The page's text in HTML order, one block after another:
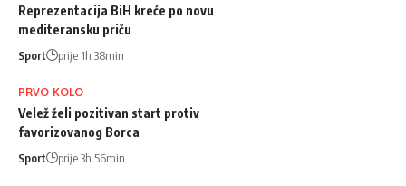
Reprezentacija BiH kreće po novu
mediteransku priču
Sport prije 1h 38min
PRVO KOLO
Velež želi pozitivan start protiv
favorizovanog Borca
Sport prije 3h 56min